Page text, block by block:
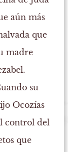
aún más
que
madre
su
Ocozías
control del
que